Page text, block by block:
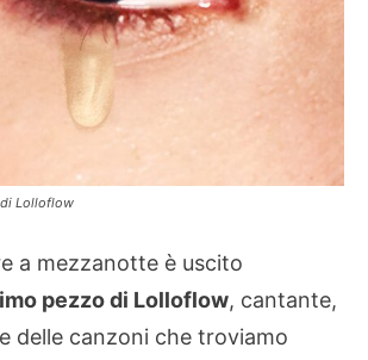
Lolloflow
a mezzanotte è uscito
pezzo di Lolloflow, cantante,
delle canzoni che troviamo